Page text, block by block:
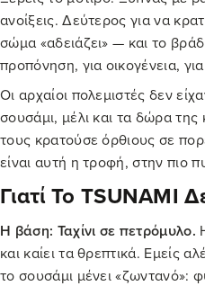
ανοίξεις. Δεύτερος για να
σώμα «αδειάζει» — και το
προπόνηση, για οικογένεια,
Οι αρχαίοι πολεμιστές δεν
σουσάμι, μέλι και τα δώρα
τους κρατούσε όρθιους σε
είναι αυτή η τροφή, στην πιο
Γιατί Το TSUNAMI
Η βάση: Ταχίνι σε πετρόμυλο.
και καίει τα θρεπτικά. Εμείς
το σουσάμι μένει «ζωντανό»: